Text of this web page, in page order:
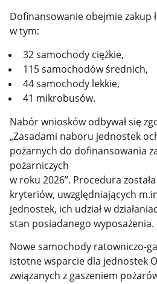
Dofinansowanie obejmie zakup
w tym:
32 samochody ciężkie,
115 samochodów średnich,
44 samochody lekkie,
41 mikrobusów.
Nabór wniosków odbywał się
„Zasadami naboru jednostek
pożarnych do dofinansowania
pożarniczych
w roku 2026”. Procedura
kryteriów, uwzględniających
jednostek, ich udział w
stan posiadanego wyposażenia.
Nowe samochody ratowniczo-
istotne wsparcie dla jednostek
związanych z gaszeniem